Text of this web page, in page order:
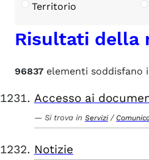
Territorio
Risultati della
96837 elementi soddisfano
Accesso ai
Si trova in Servizi /
Notizie